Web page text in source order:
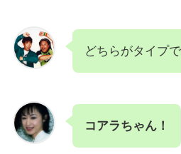
どちらがタイプ
コアラちゃん！